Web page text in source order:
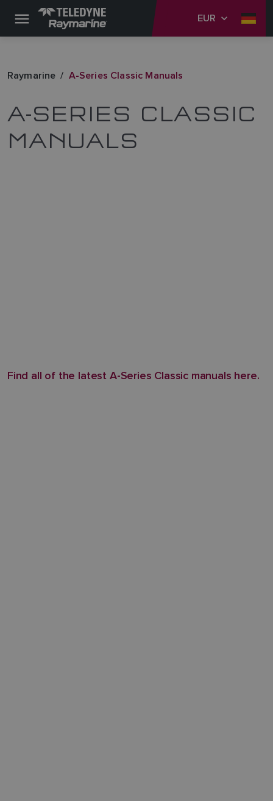
EUR
Raymarine A-Series Classic Manuals
A-SERIES CLASSIC
MANUALS
Find all of the latest A-Series Classic manuals here.